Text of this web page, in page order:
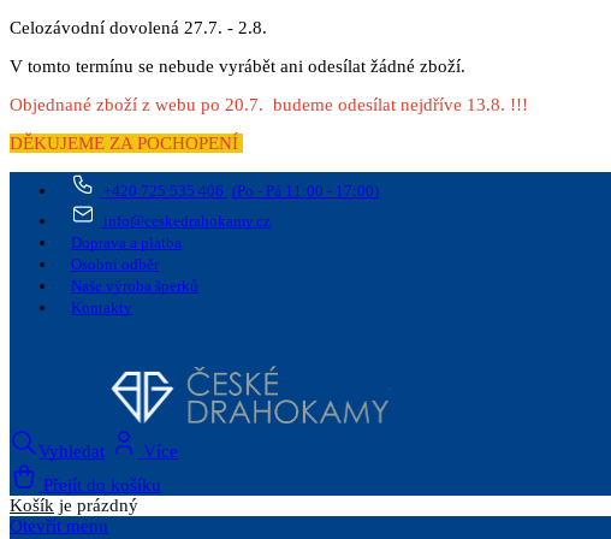
Celozávodní dovolená 27.7. - 2.8.
V tomto termínu se nebude vyrábět ani odesílat žádné zboží.
Objednané zboží z webu po 20.7. budeme odesílat nejdříve 13.8. !!!
DĚKUJEME ZA POCHOPENÍ
+420 725 535 406 (Po - Pá 11:00 - 17:00)
info@ceskedrahokamy.cz
Doprava a platba
Osobní odběr
Naše výroba šperků
Kontakty
Vyhledat
Více
Přejít do košíku
Košík je prázdný
Otevřít menu